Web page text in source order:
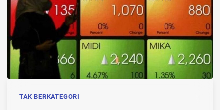
TAK BERKATEGORI